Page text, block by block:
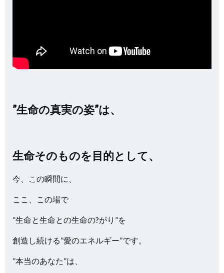
”生命の真実の姿”は、
生命そのものを目的として、
今、この瞬間に、
ここ、この場で
”生命と生命との生命の?がり”を
創造し続ける”愛のエネルギー”です。
”本当のあなた”は、